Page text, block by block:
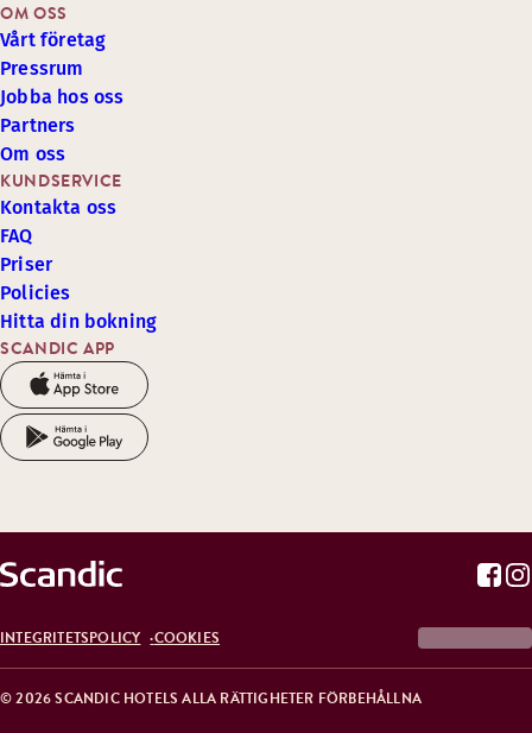
SCANDIC APP
KUNDSERVICE
Kontakta oss
FAQ
Priser
Policies
Hitta din bokning
OM OSS
Vårt företag
Pressrum
Jobba hos oss
Partners
Om oss
© 2026 SCANDIC HOTELS ALLA RÄTTIGHETER FÖRBEHÅLLNA
INTEGRITETSPOLICY COOKIES